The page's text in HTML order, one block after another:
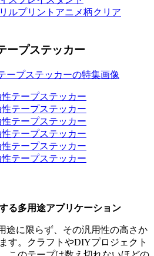
ルプリントアニメ柄クリア
ープステッカー
る多用途アプリケーション
途に限らず、その汎用性の高さか
す。クラフトやDIYプロジェクト